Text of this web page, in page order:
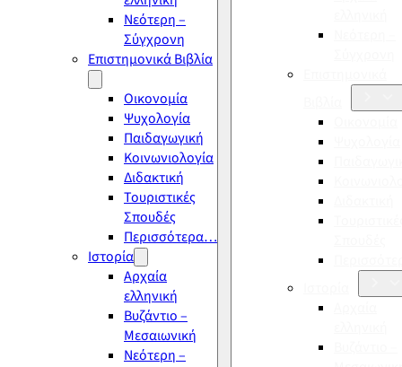
Νεότερη –
Σύγχρονη
Επιστημονικά Βιβλία
Οικονομία
Ψυχολογία
Παιδαγωγική
Κοινωνιολογία
Διδακτική
Τουριστικές
Σπουδές
Περισσότερα…
Ιστορία
Αρχαία
ελληνική
Βυζάντιο –
Μεσαιωνική
Νεότερη –